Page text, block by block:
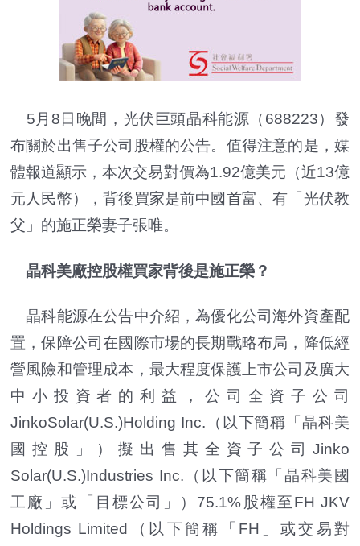
5月8日晚間，光伏巨頭晶科能源（688223）發
布關於出售子公司股權的公告。值得注意的是，媒
體報道顯示，本次交易對價為1.92億美元（近13億
元人民幣），背後買家是前中國首富、有「光伏教
父」的施正榮妻子張唯。
晶科美廠控股權買家背後是施正榮？
晶科能源在公告中介紹，為優化公司海外資產配
置，保障公司在國際市場的長期戰略布局，降低經
營風險和管理成本，最大程度保護上市公司及廣大
中小投資者的利益，公司全資子公司
JinkoSolar(U.S.)Holding Inc.（以下簡稱「晶科美
國控股」）擬出售其全資子公司Jinko
Solar(U.S.)Industries Inc.（以下簡稱「晶科美國
工廠」或「目標公司」）75.1%股權至FH JKV
Holdings Limited（以下簡稱「FH」或交易對